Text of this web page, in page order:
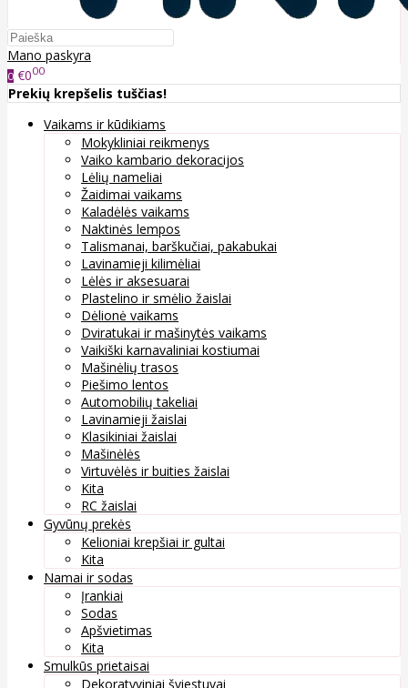
Mano paskyra
0 €000
Prekių krepšelis tuščias!
Vaikams ir kūdikiams
Mokykliniai reikmenys
Vaiko kambario dekoracijos
Lėlių nameliai
Žaidimai vaikams
Kaladėlės vaikams
Naktinės lempos
Talismanai, barškučiai, pakabukai
Lavinamieji kilimėliai
Lėlės ir aksesuarai
Plastelino ir smėlio žaislai
Dėlionė vaikams
Dviratukai ir mašinytės vaikams
Vaikiški karnavaliniai kostiumai
Mašinėlių trasos
Piešimo lentos
Automobilių takeliai
Lavinamieji žaislai
Klasikiniai žaislai
Mašinėlės
Virtuvėlės ir buities žaislai
Kita
RC žaislai
Gyvūnų prekės
Kelioniai krepšiai ir gultai
Kita
Namai ir sodas
Įrankiai
Sodas
Apšvietimas
Kita
Smulkūs prietaisai
Dekoratyviniai šviestuvai